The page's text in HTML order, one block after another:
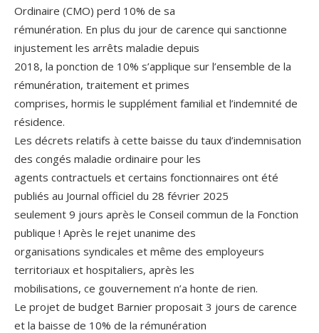
Ordinaire (CMO) perd 10% de sa
rémunération. En plus du jour de carence qui sanctionne
injustement les arrêts maladie depuis
2018, la ponction de 10% s’applique sur l’ensemble de la
rémunération, traitement et primes
comprises, hormis le supplément familial et l’indemnité de
résidence.
Les décrets relatifs à cette baisse du taux d’indemnisation
des congés maladie ordinaire pour les
agents contractuels et certains fonctionnaires ont été
publiés au Journal officiel du 28 février 2025
seulement 9 jours après le Conseil commun de la Fonction
publique ! Après le rejet unanime des
organisations syndicales et même des employeurs
territoriaux et hospitaliers, après les
mobilisations, ce gouvernement n’a honte de rien.
Le projet de budget Barnier proposait 3 jours de carence
et la baisse de 10% de la rémunération